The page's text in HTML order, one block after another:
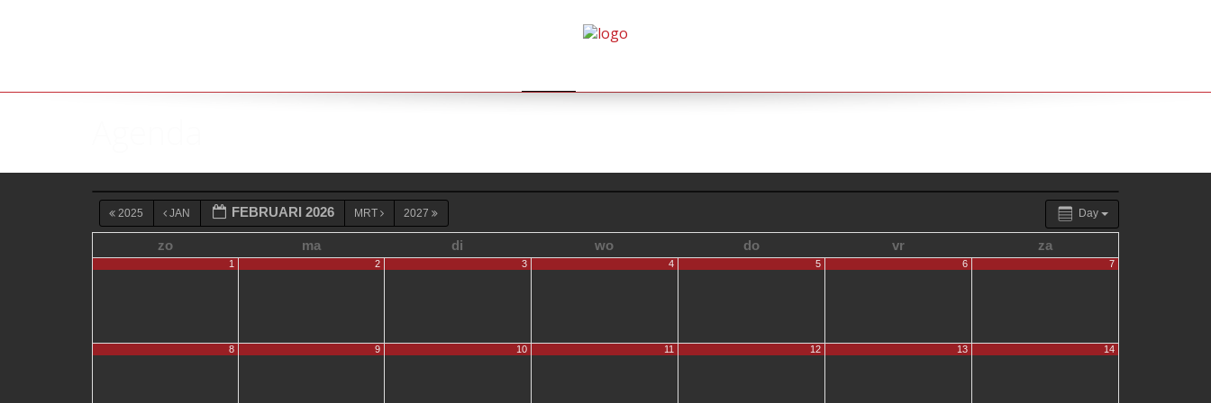
Day
2025 JAN FEBRUARI 2026 MRT 2027
zo ma di wo do vr za
1 2 3 4 5 6 7
8 9 10 11 12 13 14